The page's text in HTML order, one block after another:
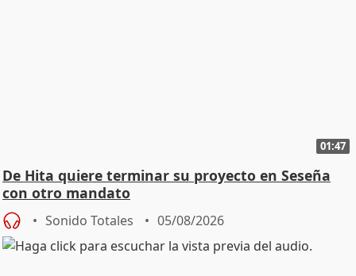
01:47
De Hita quiere terminar su proyecto en Seseña
con otro mandato
Sonido Totales 05/08/2026